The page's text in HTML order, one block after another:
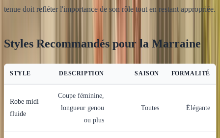
tenue doit refléter l'importance de son rôle tout en restant appropriée.
Styles Recommandés pour la Marraine
STYLE DESCRIPTION SAISON FORMALITÉ
Robe midi
fluide
Coupe féminine,
longueur genou
ou plus
Toutes Élégante